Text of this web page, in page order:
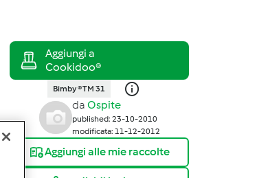
Bimby ® TM 31
da Ospite
published: 23-10-2010
modificata: 11-12-2012
Aggiungi alle mie raccolte